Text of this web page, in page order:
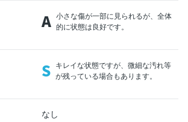
A 小さな傷が一部に見られるが、全体
的に状態は良好です。
S キレイな状態ですが、微細な汚れ等
が残っている場合もあります。
なし